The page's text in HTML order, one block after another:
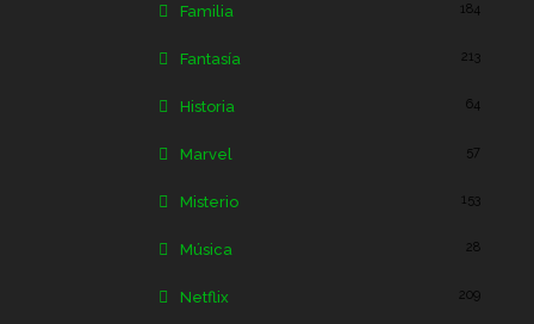
Familia 184
Fantasía 213
Historia 64
Marvel 57
Misterio 153
Música 28
Netflix 209